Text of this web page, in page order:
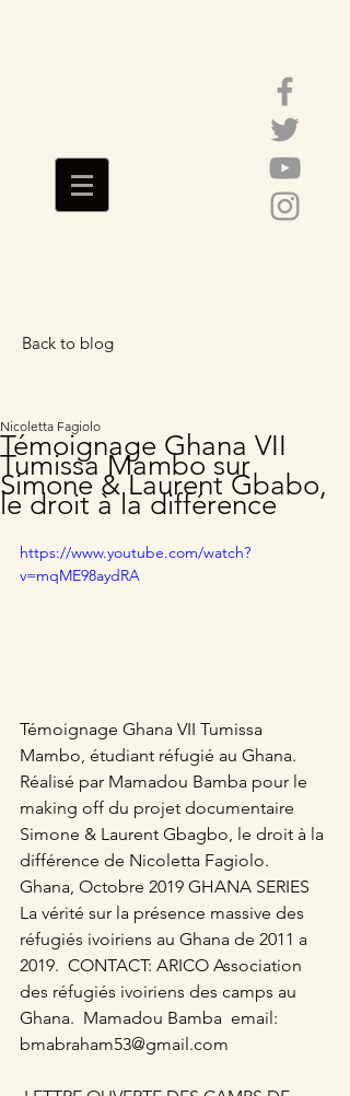
Back to blog
Témoignage Ghana VII
Tumissa Mambo sur
Simone & Laurent Gbabo,
le droit à la différence
Nicoletta Fagiolo
https://www.youtube.com/watch?
v=mqME98aydRA
Témoignage Ghana VII Tumissa
Mambo, étudiant réfugié au Ghana.
Réalisé par Mamadou Bamba pour le
making off du projet documentaire
Simone & Laurent Gbagbo, le droit à la
différence de Nicoletta Fagiolo.
Ghana, Octobre 2019 GHANA SERIES
La vérité sur la présence massive des
réfugiés ivoiriens au Ghana de 2011 a
2019.  CONTACT: ARICO Association
des réfugiés ivoiriens des camps au
Ghana.  Mamadou Bamba  email:
bmabraham53@gmail.com